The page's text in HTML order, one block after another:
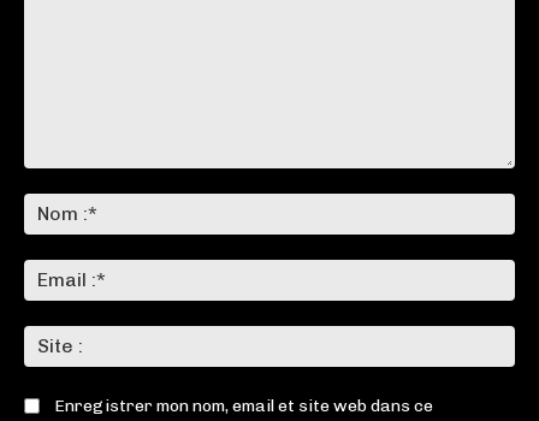
:*
:*
:
Enregistrer mon nom, email et site web dans ce